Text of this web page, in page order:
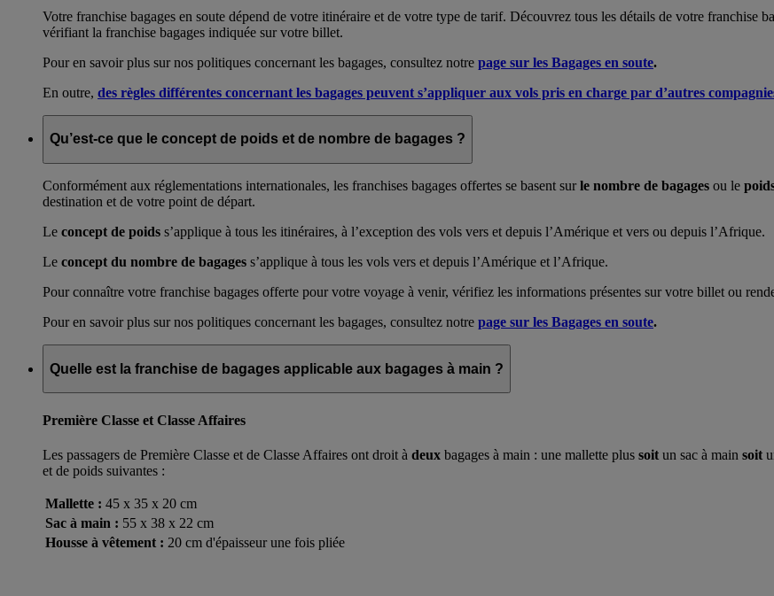
Votre franchise bagages en soute dépend de votre itinéraire et de votre type de tarif. Découvrez tous les détails de votre franchise
vérifiant la franchise bagages indiquée sur votre billet.
Pour en savoir plus sur nos politiques concernant les bagages, consultez notre page sur les Bagages en soute.
En outre, des règles différentes concernant les bagages peuvent s’appliquer aux vols pris en charge par d’autres
Qu’est-ce que le concept de poids et de nombre de bagages ?
Conformément aux réglementations internationales, les franchises bagages offertes se basent surle nombre de bagages ou le
destination et de votre point de départ.
Le concept de poids s’applique à tous les itinéraires, à l’exception des vols vers et depuis l’Amérique et vers ou depuis l’Afrique.
Le concept du nombre de bagages s’applique à tous les vols vers et depuis l’Amérique et l’Afrique.
Pour connaître votre franchise bagages offerte pour votre voyage à venir, vérifiez les informations présentes sur votre billet ou
Pour en savoir plus sur nos politiques concernant les bagages, consultez notre page sur les Bagages en soute.
Quelle est la franchise de bagages applicable aux bagages à main ?
Première Classe et Classe Affaires
Les passagers de Première Classe et de Classe Affaires ont droit à deux bagages à main : une mallette plus soit un sac à main soit
et de poids suivantes :
Mallette : 45 x 35 x 20 cm
Sac à main : 55 x 38 x 22 cm
Housse à vêtement : 20 cm d'épaisseur une fois pliée